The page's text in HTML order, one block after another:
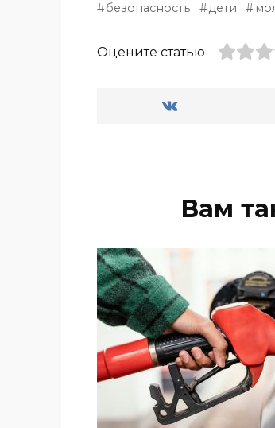
безопасность дети
Оцените статью
Вам